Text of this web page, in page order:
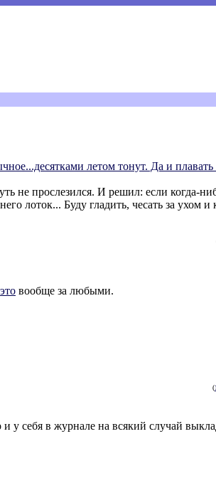
летом тонут. Да и плавать
не прослезился. И решил: если когда-
лоток... Буду гладить, чесать за ухом
это вообще за любыми.
(
и у себя в журнале на всякий случай